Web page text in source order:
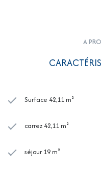
A
Surface 42,11 m²
carrez 42,11 m²
séjour 19 m²